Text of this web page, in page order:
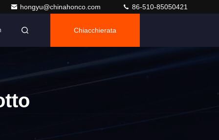
hongyu@chinahonco.com 86-510-85050421
Chiacchierata